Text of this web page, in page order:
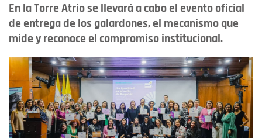
En la Torre Atrio se llevará a cabo el evento oficial
de entrega de los galardones, el mecanismo que
mide y reconoce el compromiso institucional.